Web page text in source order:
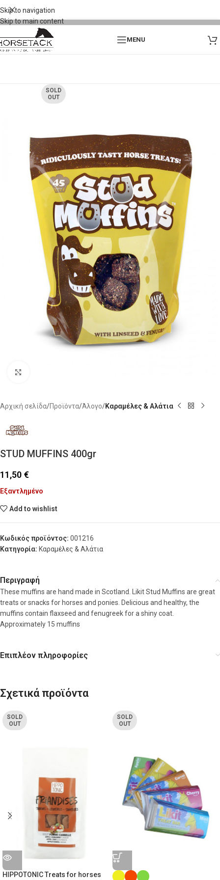
Skip to navigation
Skip to main content
MENU
SOLD
OUT
Αρχική σελίδα Προϊόντα Άλογο Καραμέλες & Αλάτια
STUD MUFFINS 400gr
11,50 €
Εξαντλημένο
Add to wishlist
Κωδικός προϊόντος: 001216
Κατηγορία: Καραμέλες & Αλάτια
Περιγραφή
These muffins are hand made in Scotland. Likit Stud Muffins are great
treats or snacks for horses and ponies. Delicious and healthy, the
muffins contain flaxseed and fenugreek for a shiny coat.
Approximately 15 muffins
Επιπλέον πληροφορίες
Σχετικά προϊόντα
SOLD
OUT
HIPPOTONIC Treats for horses
SOLD
OUT